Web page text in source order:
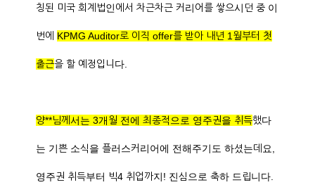
칭된 미국 회계법인에서 차근차근 커리어를 쌓으시던 중 이
번에 KPMG Auditor로 이직 offer를 받아 내년 1월부터 첫
출근을 할 예정입니다.
양**님께서는 3개월 전에 최종적으로 영주권을 취득했다
는 기쁜 소식을 플러스커리어에 전해주기도 하셨는데요,
영주권 취득부터 빅4 취업까지! 진심으로 축하 드립니다.